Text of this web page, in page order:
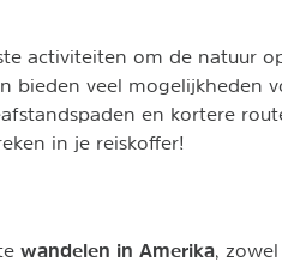
activiteiten om de natuur
bieden veel mogelijkheden
en kortere
in je reiskoffer!
wandelen in Amerika,